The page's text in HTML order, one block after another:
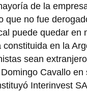
de la
que no fue
puede quedar en
en la
sean
Cavallo en
Interinvest